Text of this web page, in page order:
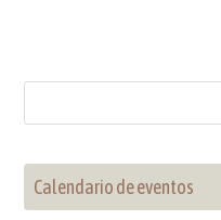
Calendario de eventos